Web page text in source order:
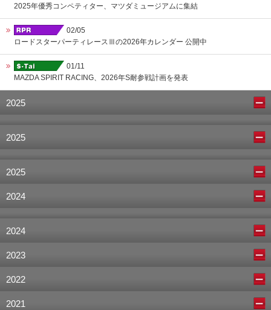
2025年優秀コンペティター、マツダミュージアムに集結
02/05
ロードスターパーティレースⅢの2026年カレンダー 公開中
01/11
MAZDA SPIRIT RACING、2026年S耐参戦計画を発表
2025
2025
2025
2024
2024
2023
2022
2021